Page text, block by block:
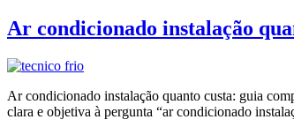
Ar condicionado instalação
Ar condicionado instalação quanto custa: guia
clara e objetiva à pergunta “ar condicionado